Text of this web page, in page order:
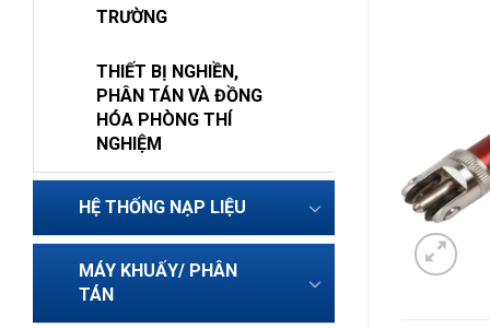
TRƯỜNG
THIẾT BỊ NGHIỀN,
PHÂN TÁN VÀ ĐỒNG
HÓA PHÒNG THÍ
NGHIỆM
HỆ THỐNG NẠP LIỆU
MÁY KHUẤY/ PHÂN
TÁN